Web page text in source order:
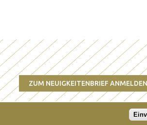
ZUM NEUIGKEITENBRIEF ANMELDEN